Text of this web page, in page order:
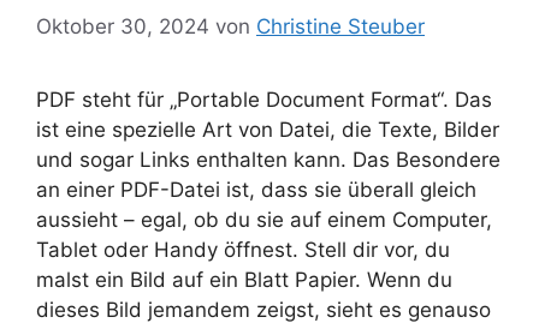
Oktober 30, 2024 von Christine Steuber
PDF steht für „Portable Document Format“. Das
ist eine spezielle Art von Datei, die Texte, Bilder
und sogar Links enthalten kann. Das Besondere
an einer PDF-Datei ist, dass sie überall gleich
aussieht – egal, ob du sie auf einem Computer,
Tablet oder Handy öffnest. Stell dir vor, du
malst ein Bild auf ein Blatt Papier. Wenn du
dieses Bild jemandem zeigst, sieht es genauso